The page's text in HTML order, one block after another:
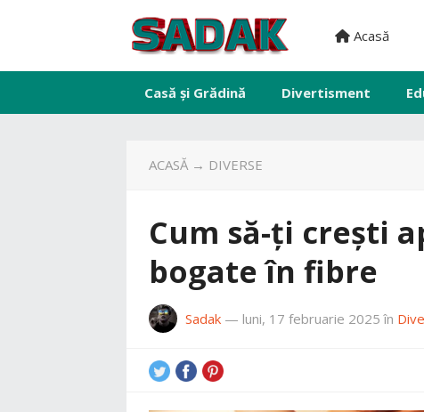
Acasă
Casă și Grădină Divertisment
ACASĂ→ DIVERSE
Cum să-ți crești
bogate în fibre
Sadak — luni, 17 februarie 2025 în